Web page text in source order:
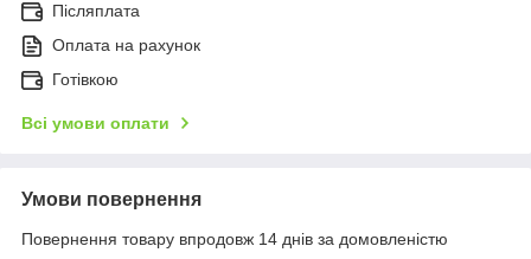
Післяплата
Оплата на рахунок
Готівкою
Всі умови оплати
Умови повернення
Повернення товару впродовж 14 днів за домовленістю